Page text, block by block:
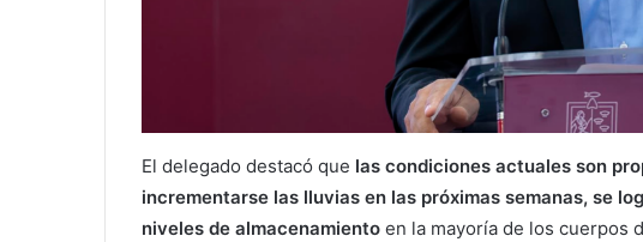
El delegado destacó que las condiciones actuales son
incrementarse las lluvias en las próximas semanas, se
niveles de almacenamiento en la mayoría de los cuerpos